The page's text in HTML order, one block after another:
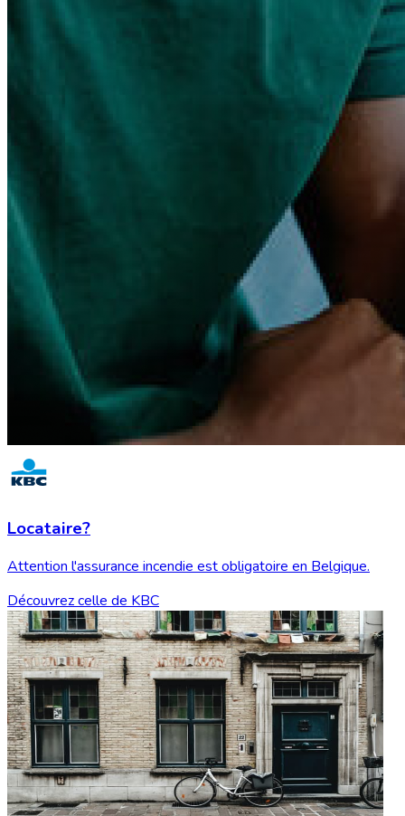
Locataire?
Attention l'assurance incendie est obligatoire en Belgique.
Découvrez celle de KBC